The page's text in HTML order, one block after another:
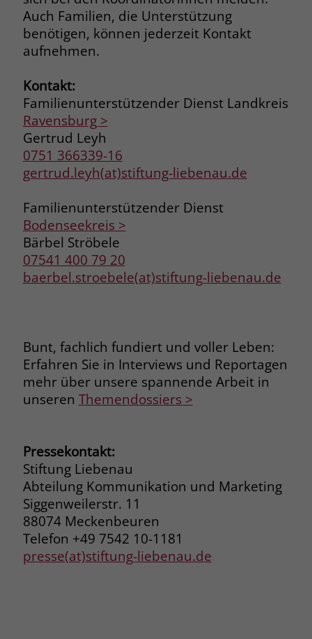
Auch Familien, die Unterstützung
benötigen, können jederzeit Kontakt
aufnehmen.
Kontakt:
Familienunterstützender Dienst Landkreis
Ravensburg >
Gertrud Leyh
0751 366339-16
gertrud.leyh(at)stiftung-liebenau.de
Familienunterstützender Dienst
Bodenseekreis >
Bärbel Ströbele
07541 400 79 20
baerbel.stroebele(at)stiftung-liebenau.de
Bunt, fachlich fundiert und voller Leben:
Erfahren Sie in Interviews und Reportagen
mehr über unsere spannende Arbeit in
unseren Themendossiers >
Pressekontakt:
Stiftung Liebenau
Abteilung Kommunikation und Marketing
Siggenweilerstr. 11
88074 Meckenbeuren
Telefon +49 7542 10-1181
presse(at)stiftung-liebenau.de
zeigen. Das _fbp-Cookie sammelt keine
persönlich identifizierbaren